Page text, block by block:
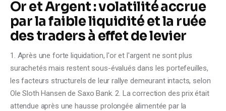
Shop
Or et Argent : volatilité accrue
par la faible liquidité et la ruée
des traders à effet de levier
1. Après une forte liquidation, l'or et l'argent ne sont plus
surachetés mais restent sous-évalués dans les portefeuilles,
les facteurs structurels de leur rallye demeurant intacts, selon
Ole Sloth Hansen de Saxo Bank. 2. La correction des prix était
attendue après une hausse prolongée alimentée par la